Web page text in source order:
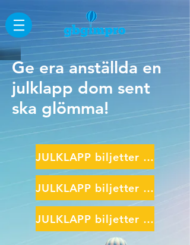
Ge era anställda en
julklapp dom sent
ska glömma!
JULKLAPP biljetter liten
JULKLAPP biljetter mellan
JULKLAPP biljetter STOR